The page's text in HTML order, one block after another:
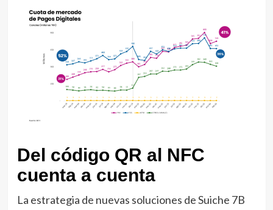
Del código QR al NFC
cuenta a cuenta
La estrategia de nuevas soluciones de Suiche 7B